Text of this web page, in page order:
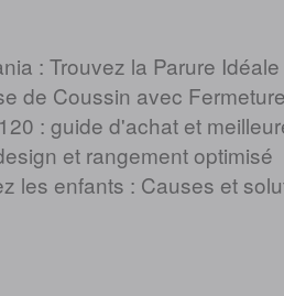
: Trouvez la Parure
de Coussin avec
: guide d'achat et
et rangement optimisé
les enfants : Causes et